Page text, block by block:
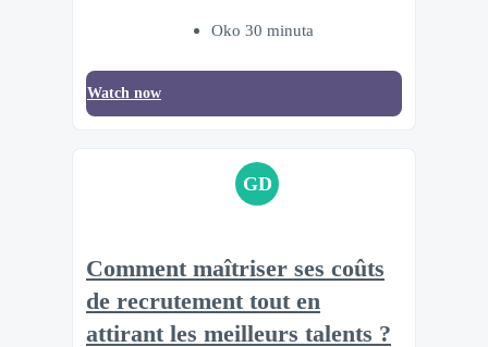
Oko 30 minuta
Watch now
GD
Comment maîtriser ses coûts
de recrutement tout en
attirant les meilleurs talents ?